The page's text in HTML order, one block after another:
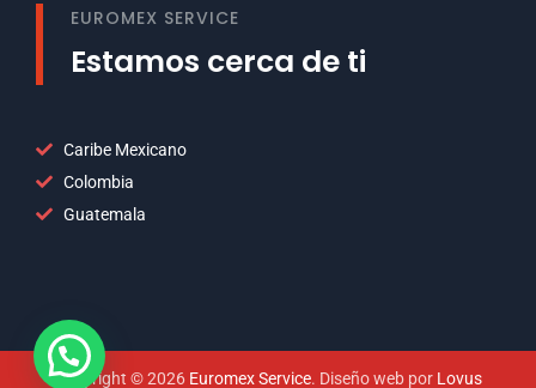
EUROMEX SERVICE
Estamos cerca de ti
Caribe Mexicano
Colombia
Guatemala
Copyright © 2026 Euromex Service. Diseño web por Lovus